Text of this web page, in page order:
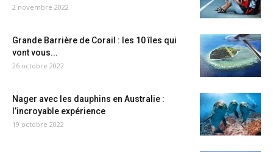
2 novembre 2022
Grande Barrière de Corail : les 10 îles qui
vont vous...
26 octobre 2022
Nager avec les dauphins en Australie :
l’incroyable expérience
19 octobre 2022